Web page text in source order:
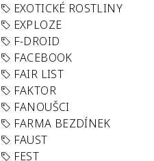
EXOTICKÉ ROSTLINY
EXPLOZE
F-DROID
FACEBOOK
FAIR LIST
FAKTOR
FANOUŠCI
FARMA BEZDÍNEK
FAUST
FEST